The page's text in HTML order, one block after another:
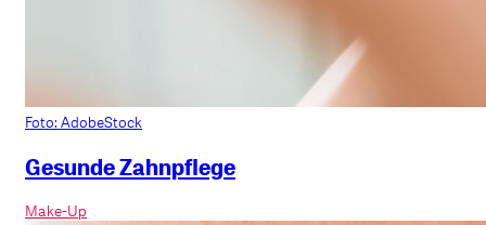
Foto: AdobeStock
Gesunde Zahnpflege
Make-Up